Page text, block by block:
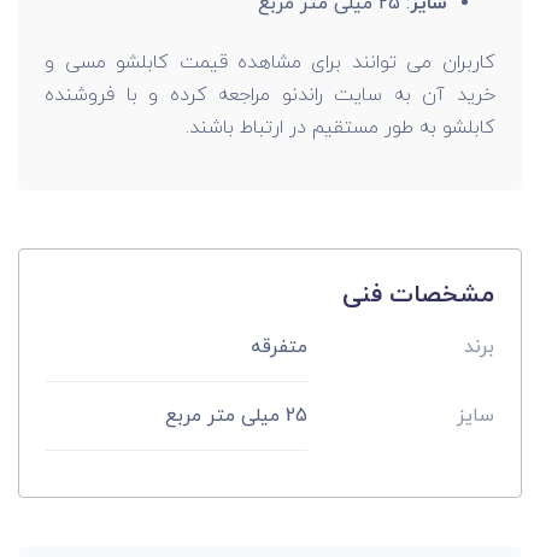
کاربران می توانند برای مشاهده قیمت کابلشو مسی و
خرید آن به سایت راندنو مراجعه کرده و با فروشنده
کابلشو به طور مستقیم در ارتباط باشند.
مشخصات فنی
برند متفرقه
سایز 25 میلی متر مربع